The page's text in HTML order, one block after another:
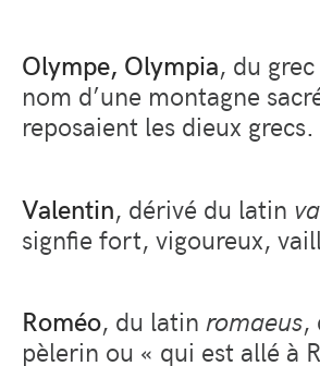
Olympe, Olympia, du grec
nom d’une montagne
reposaient les dieux grecs.
Valentin, dérivé du latin
signfie fort, vigoureux,
Roméo, du latin romaeus,
pèlerin ou « qui est allé à